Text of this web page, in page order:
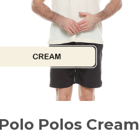
Polo Polos Cream